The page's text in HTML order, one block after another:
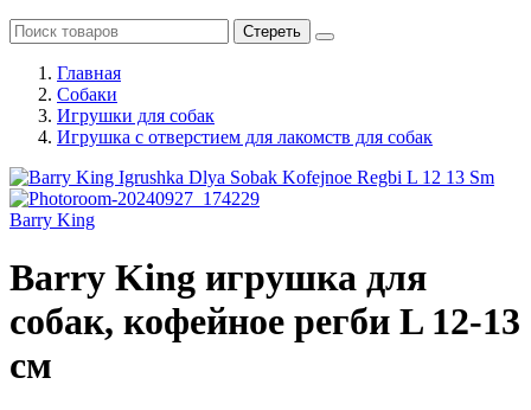
Стереть
Главная
Cобаки
Игрушки для собак
Игрушка с отверстием для лакомств для собак
Barry King
Barry King игрушка для
собак, кофейное регби L 12-13
см